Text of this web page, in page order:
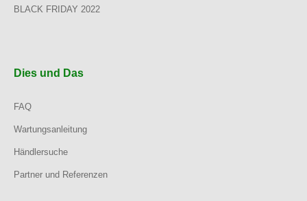
BLACK FRIDAY 2022
Dies und Das
FAQ
Wartungsanleitung
Händlersuche
Partner und Referenzen